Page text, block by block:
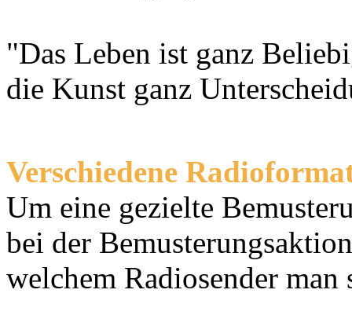
"Das Leben ist ganz
die Kunst ganz
Verschiedene
Um eine gezielte
bei der
welchem Radiosender